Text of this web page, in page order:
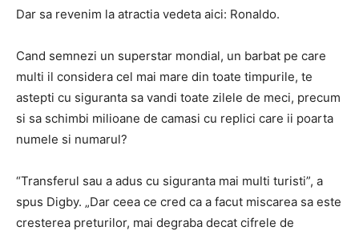
Dar sa revenim la atractia vedeta aici: Ronaldo.
Cand semnezi un superstar mondial, un barbat pe care
multi il considera cel mai mare din toate timpurile, te
astepti cu siguranta sa vandi toate zilele de meci, precum
si sa schimbi milioane de camasi cu replici care ii poarta
numele si numarul?
“Transferul sau a adus cu siguranta mai multi turisti”, a
spus Digby. „Dar ceea ce cred ca a facut miscarea sa este
cresterea preturilor, mai degraba decat cifrele de